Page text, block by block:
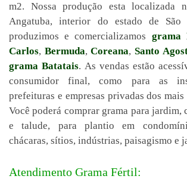
m2. Nossa produção esta localizada
Angatuba, interior do estado de São
produzimos e comercializamos grama
Carlos, Bermuda,Coreana,Santo
grama Batatais. As vendas estão
consumidor final, como para as
prefeituras e empresas privadas dos
Você poderá comprar grama para jardim,
e talude, para plantio em
chácaras, sítios, indústrias, paisagismo e
Atendimento Grama Fértil: